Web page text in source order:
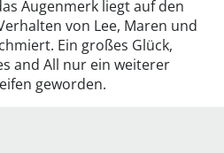
Augenmerk liegt auf den
von Lee, Maren und
Ein großes Glück,
and All nur ein weiterer
geworden.